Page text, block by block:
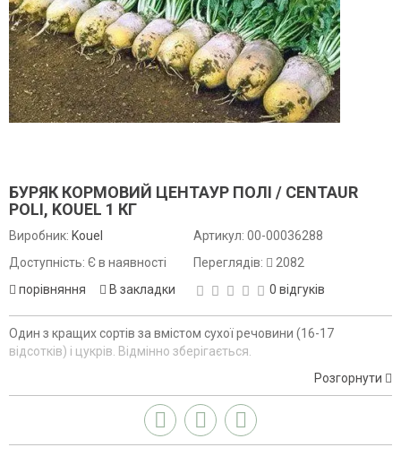
БУРЯК КОРМОВИЙ ЦЕНТАУР ПОЛІ / CENTAUR
POLI, KOUEL 1 КГ
Виробник: Kouel
Доступність: Є в наявності
порівняння
В закладки
Артикул: 00-00036288
Переглядів:
2082
0 відгуків
Один з кращих сортів за вмістом сухої речовини (16-17
відсотків) і цукрів. Відмінно зберігається.
Розгорнути